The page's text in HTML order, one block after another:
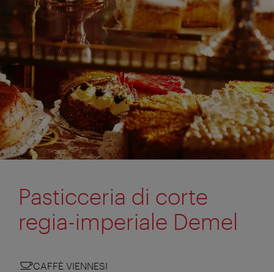
Pasticceria di corte
regia-imperiale Demel
CAFFÈ VIENNESI